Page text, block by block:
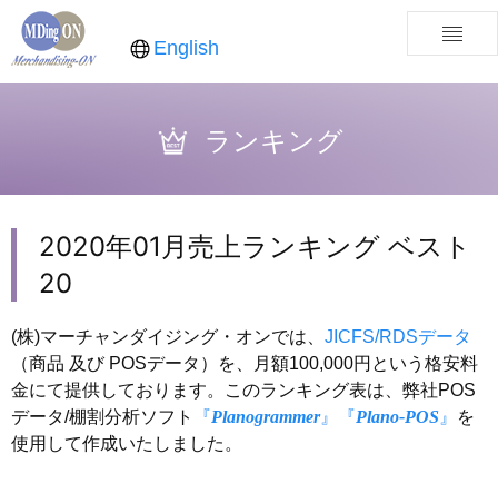
English
ランキング
2020年01月売上ランキング ベスト
20
(株)マーチャンダイジング・オンでは、 JICFS/RDSデータ
（商品 及び POSデータ）を、月額100,000円という格安料
金にて提供しております。このランキング表は、弊社POS
データ/棚割分析ソフト
『Planogrammer』 『Plano-POS 』
を
使用して作成いたしました。